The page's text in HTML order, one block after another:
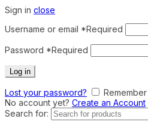
Sign in close
Username or email *Required
Password *Required
Log in
Lost your password?
No account yet? Create an Account
Search for: